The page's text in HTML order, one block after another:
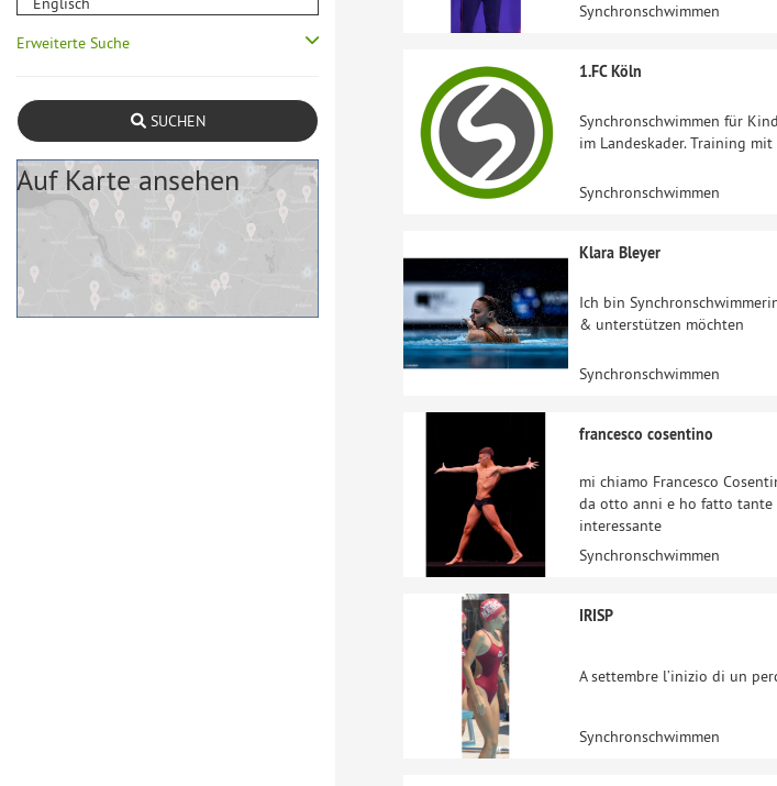
Erweiterte Suche
SUCHEN
Auf Karte ansehen
Synchronschwimmen
1.FC Köln
Synchronschwimmen für
im Landeskader. Training
Synchronschwimmen
Klara Bleyer
Ich bin
& unterstützen möchten
Synchronschwimmen
francesco cosentino
mi chiamo Francesco
da otto anni e ho fatto tante
interessante
Synchronschwimmen
IRISP
A settembre l’inizio di un
Synchronschwimmen